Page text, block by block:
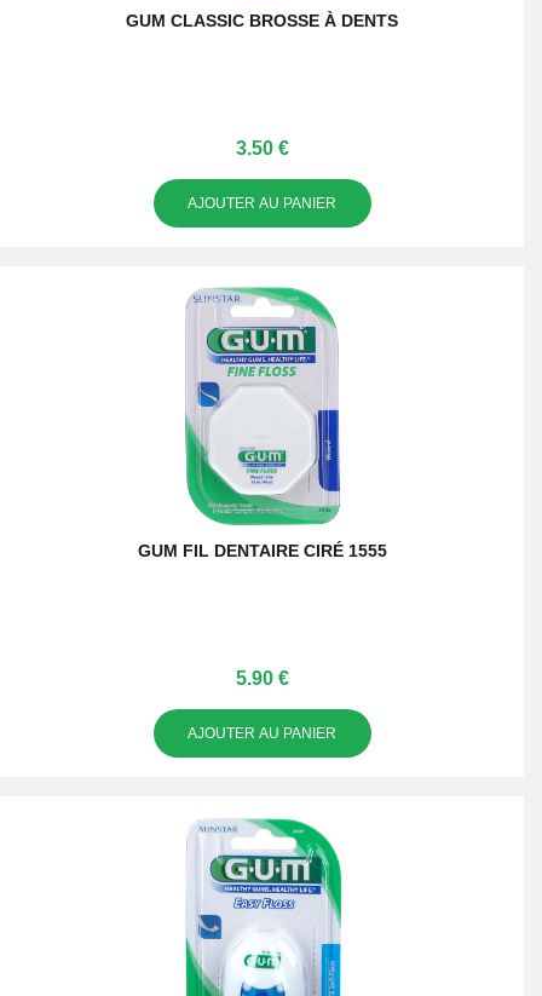
GUM CLASSIC BROSSE À DENTS
3.50 €
AJOUTER AU PANIER
GUM FIL DENTAIRE CIRÉ 1555
5.90 €
AJOUTER AU PANIER